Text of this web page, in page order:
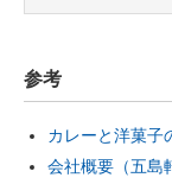
参考
カレーと洋菓子
会社概要（五島